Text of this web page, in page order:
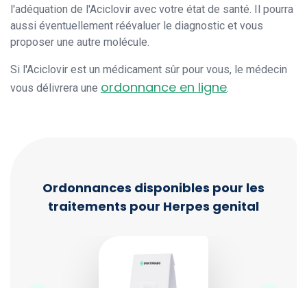
l'adéquation de l'Aciclovir avec votre état de santé. Il pourra
aussi éventuellement réévaluer le diagnostic et vous
proposer une autre molécule.
Si l'Aciclovir est un médicament sûr pour vous, le médecin
vous délivrera une ordonnance en ligne.
Ordonnances disponibles pour les
traitements pour Herpes genital